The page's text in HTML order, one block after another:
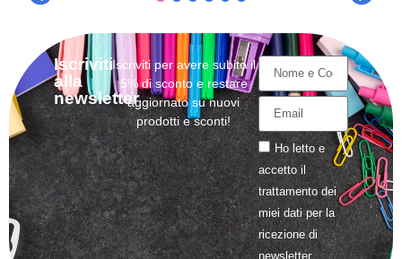
Iscriviti
alla
newsletter
Iscriviti per avere subito il
5% di sconto e restare
aggiornato su nuovi
prodotti e sconti!
Ho letto e
accetto il
trattamentodei
miei dati per la
ricezione di
newsletter